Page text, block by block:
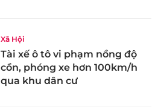
Xã Hội
Tài xế ô tô vi phạm nồng độ
cồn, phóng xe hơn 100km/h
qua khu dân cư